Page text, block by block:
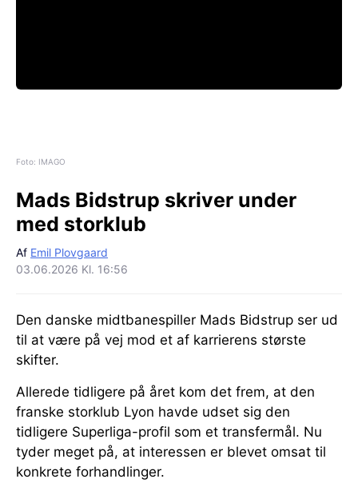
Foto: IMAGO
Mads Bidstrup skriver under
med storklub
Af Emil Plovgaard
03.06.2026 Kl. 16:56
Den danske midtbanespiller Mads Bidstrup ser ud
til at være på vej mod et af karrierens største
skifter.
Allerede tidligere på året kom det frem, at den
franske storklub Lyon havde udset sig den
tidligere Superliga-profil som et transfermål. Nu
tyder meget på, at interessen er blevet omsat til
konkrete forhandlinger.